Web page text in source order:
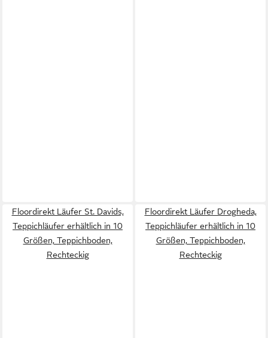
Floordirekt Läufer St. Davids,
Teppichläufer erhältlich in 10
Größen, Teppichboden,
Rechteckig
Floordirekt Läufer Drogheda,
Teppichläufer erhältlich in 10
Größen, Teppichboden,
Rechteckig